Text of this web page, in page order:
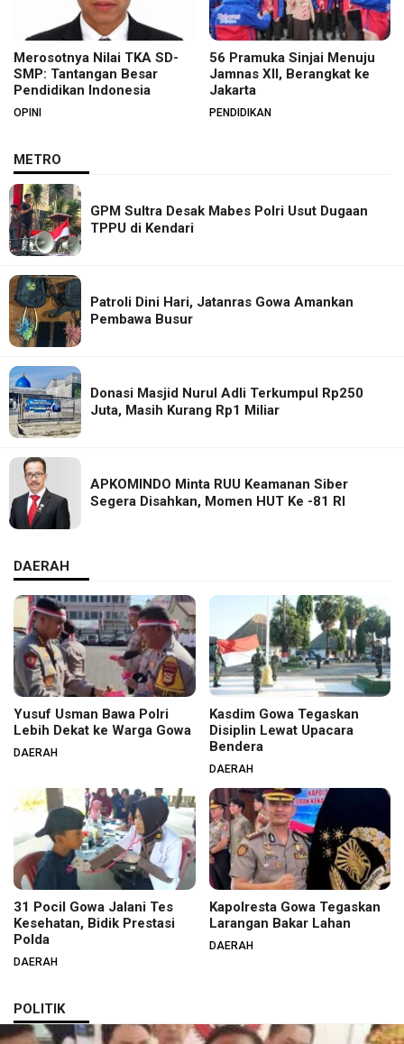
Merosotnya Nilai TKA SD-
SMP: Tantangan Besar
Pendidikan Indonesia
OPINI
56 Pramuka Sinjai Menuju
Jamnas XII, Berangkat ke
Jakarta
PENDIDIKAN
METRO
GPM Sultra Desak Mabes Polri Usut Dugaan
TPPU di Kendari
Patroli Dini Hari, Jatanras Gowa Amankan
Pembawa Busur
Donasi Masjid Nurul Adli Terkumpul Rp250
Juta, Masih Kurang Rp1 Miliar
APKOMINDO Minta RUU Keamanan Siber
Segera Disahkan, Momen HUT Ke -81 RI
DAERAH
Yusuf Usman Bawa Polri
Lebih Dekat ke Warga Gowa
DAERAH
Kasdim Gowa Tegaskan
Disiplin Lewat Upacara
Bendera
DAERAH
31 Pocil Gowa Jalani Tes
Kesehatan, Bidik Prestasi
Polda
DAERAH
Kapolresta Gowa Tegaskan
Larangan Bakar Lahan
DAERAH
POLITIK